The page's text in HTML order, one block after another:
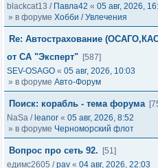
blackcat13 / Павла42 « 05 авг, 2026,
» в форуме Хобби / Увлечения
Re: Автострахование
от СА "Эксперт" [587]
SEV-OSAGO « 05 авг, 2026, 10:03
» в форуме Авто-Форум
Поиск: корабль - тема форума
NaSa / leanor « 05 авг, 2026, 8:52
» в форуме Черноморский флот
Вопрос про сеть 92.
[51]
едимс2605 /pav « 04 авг, 2026, 22:03